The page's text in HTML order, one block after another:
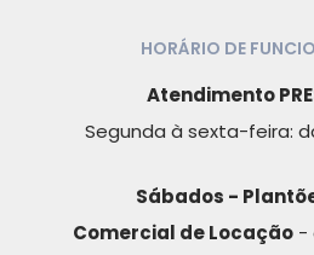
HORÁRIO DE
Atendimento
Segunda à sexta-feira:
Sábados -
Comercial de Locação-